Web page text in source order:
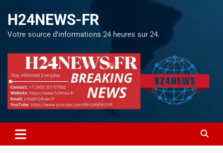
H24NEWS-FR
Votre source d'informations 24 heures sur 24.